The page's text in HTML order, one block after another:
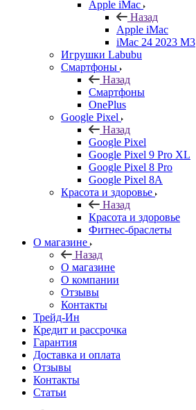
Apple iMac
Назад
Apple iMac
iMac 24 2023 M3
Игрушки Labubu
Смартфоны
Назад
Смартфоны
OnePlus
Google Pixel
Назад
Google Pixel
Google Pixel 9 Pro XL
Google Pixel 8 Pro
Google Pixel 8A
Красота и здоровье
Назад
Красота и здоровье
Фитнес-браслеты
О магазине
Назад
О магазине
О компании
Отзывы
Контакты
Трейд-Ин
Кредит и рассрочка
Гарантия
Доставка и оплата
Отзывы
Контакты
Статьи